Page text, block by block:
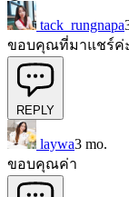
tack_rungnapa
ขอบคุณที่มาแชร์ค่
REPLY
laywa3 mo.
ขอบคุณค่า